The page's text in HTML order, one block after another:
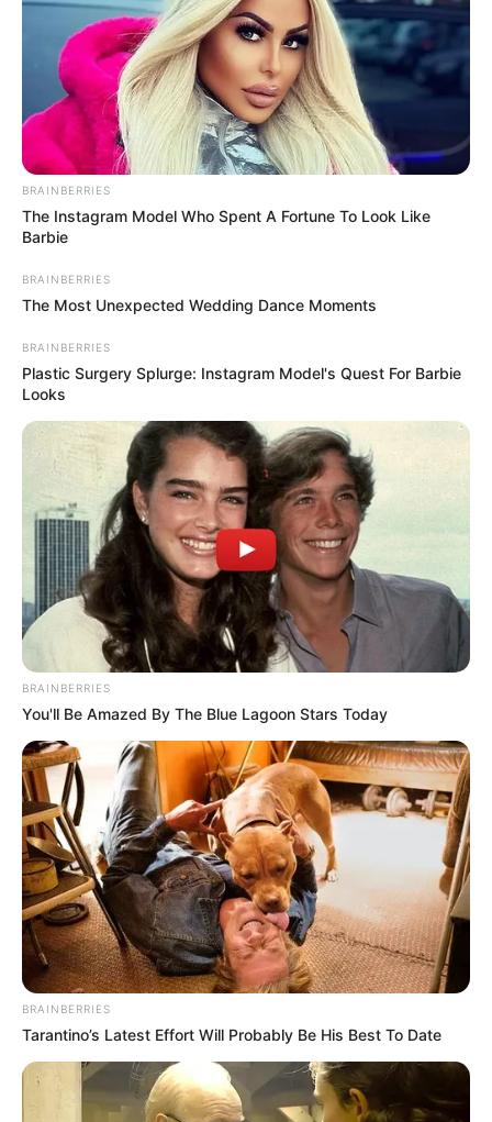
BRAINBERRIES
The Instagram Model Who Spent A Fortune To Look Like
Barbie
BRAINBERRIES
The Most Unexpected Wedding Dance Moments
BRAINBERRIES
Plastic Surgery Splurge: Instagram Model's Quest For Barbie
Looks
BRAINBERRIES
You'll Be Amazed By The Blue Lagoon Stars Today
BRAINBERRIES
Tarantino’s Latest Effort Will Probably Be His Best To Date